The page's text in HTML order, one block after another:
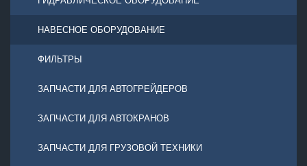
НАВЕСНОЕ ОБОРУДОВАНИЕ
ФИЛЬТРЫ
ЗАПЧАСТИ ДЛЯ АВТОГРЕЙДЕРОВ
ЗАПЧАСТИ ДЛЯ АВТОКРАНОВ
ЗАПЧАСТИ ДЛЯ ГРУЗОВОЙ ТЕХНИКИ